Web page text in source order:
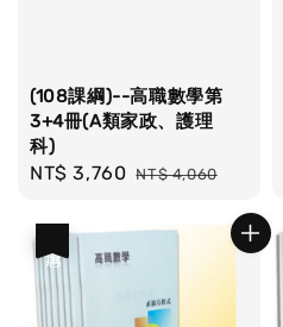
(108課綱)--高職數學第
3+4冊(A類家政、護理
科)
Sale
NT$ 3,760 Regular
NT$ 4,060